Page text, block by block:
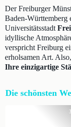
Der Freiburger
Baden-Württemberg
Universitätsstadt
idyllische
verspricht Freiburg
erholsamen Art.
Ihre einzigartige
Die schönsten